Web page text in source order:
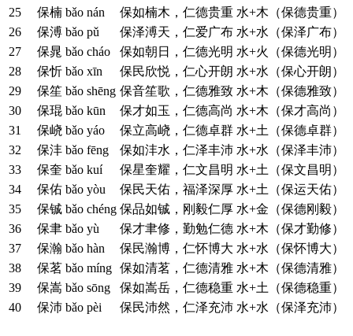
25
保楠 bǎo nán 保如楠木，仁德贵重 水+木（保德贵重）
26
保溥 bǎo pǔ 保泽溥天，仁爱广布 水+水（保泽广布）
27
保晁 bǎo cháo 保如朝日，仁德光明 水+火（保德光明）
28
保忻 bǎo xīn 保民欣悦，仁心开朗 水+水（保心开朗）
29
保笙 bǎo shēng 保音笙歌，仁德雅致 水+木（保德雅致）
30
保琨 bǎo kūn 保才如玉，仁德高尚 水+木（保才高尚）
31
保峣 bǎo yáo 保立高峣，仁德卓群 水+土（保德卓群）
32
保沣 bǎo fēng 保如沣水，仁泽丰沛 水+水（保泽丰沛）
33
保奎 bǎo kuí 保星奎耀，仁文昌明 水+土（保文昌明）
34
保佑 bǎo yòu 保民天佑，福泽深厚 水+土（保运天佑）
35
保铖 bǎo chéng 保品如铖，刚毅仁厚 水+金（保德刚毅）
36
保聿 bǎo yù 保才聿修，勤勉仁德 水+木（保才勤修）
37
保瀚 bǎo hàn 保民瀚博，仁怀博大 水+水（保怀博大）
38
保茗 bǎo míng 保如清茗，仁德清雅 水+木（保德清雅）
39
保嵩 bǎo sōng 保如嵩岳，仁德稳重 水+土（保德稳重）
40
保沛 bǎo pèi 保民沛然，仁泽充沛 水+水（保泽充沛）